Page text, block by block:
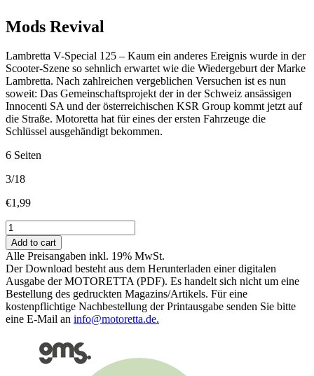
Mods Revival
Lambretta V-Special 125 – Kaum ein anderes Ereignis wurde in der
Scooter-Szene so sehnlich erwartet wie die Wiedergeburt der Marke
Lambretta. Nach zahlreichen vergeblichen Versuchen ist es nun
soweit: Das Gemeinschaftsprojekt der in der Schweiz ansässigen
Innocenti SA und der österreichischen KSR Group kommt jetzt auf
die Straße. Motoretta hat für eines der ersten Fahrzeuge die
Schlüssel ausgehändigt bekommen.
6 Seiten
3/18
€1,99
Mods
Revival
quantity
Add to cart
Alle Preisangaben inkl. 19% MwSt.
Der Download besteht aus dem Herunterladen einer digitalen
Ausgabe der MOTORETTA (PDF). Es handelt sich nicht um eine
Bestellung des gedruckten Magazins/Artikels. Für eine
kostenpflichtige Nachbestellung der Printausgabe senden Sie bitte
eine E-Mail an info@motoretta.de.